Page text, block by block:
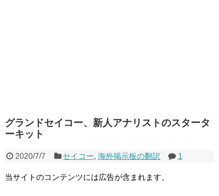
グランドセイコー、新人アナリストのスタータ
ーキット
2020/7/7 セイコー,海外掲示板の翻訳 1
当サイトのコンテンツには広告が含まれます。